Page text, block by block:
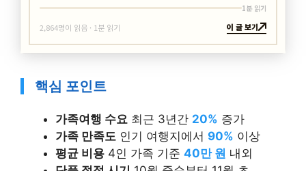
1분 읽기
2,864명이 읽음 · 1분 읽기 이 글 보기
핵심 포인트
가족여행 수요 최근 3년간 20% 증가
가족 만족도 인기 여행지에서 90% 이상
평균 비용 4인 가족 기준 40만 원 내외